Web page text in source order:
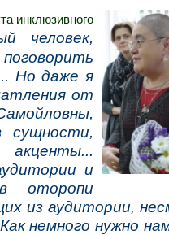
инклюзивного
человек,
Но даже я
от
сущности,
и
оторопи
из аудитории,
немного нужно